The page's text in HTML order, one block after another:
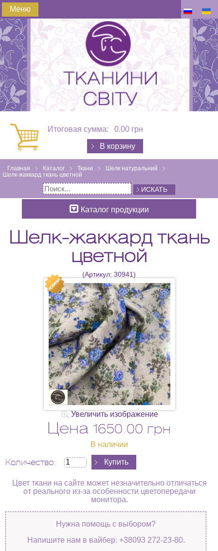
Меню
Итоговая сумма: 0.00 грн
В корзину
Главная Каталог Ткани
Шелк натуральний
Шелк-жаккард ткань цветной
ИСКАТЬ
Каталог продукции
Шелк-жаккард ткань
цветной
(Артикул: 30941)
Увеличить изображение
Цена 1650.00 грн
В наличии
Количество:
Цвет ткани на сайте может незначительно отличаться
от реального из-за особенности цветопередачи
монитора.
Нужна помощь с выбором?
Напишите нам в вайбер: +38093 272-23-80.